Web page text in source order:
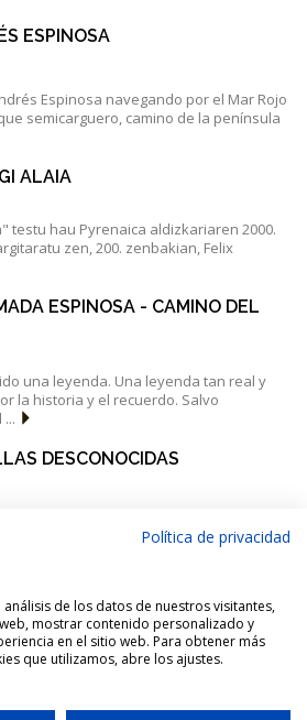
ESPINOSA
Espinosa navegando por el Mar Rojo
semicarguero, camino de la península
ALAIA
testu hau Pyrenaica aldizkariaren 2000.
zen, 200. zenbakian, Felix
ESPINOSA - CAMINO DEL
una leyenda. Una leyenda tan real y
la historia y el recuerdo. Salvo
DESCONOCIDAS
regresan al campo base, lo van a
Política de privacidad
de los datos de nuestros visitantes,
mostrar contenido personalizado y
en el sitio web. Para obtener más
que utilizamos, abre los ajustes.